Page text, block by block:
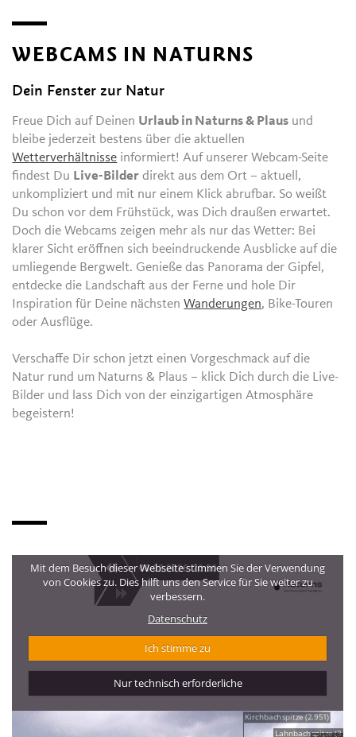
WEBCAMS IN NATURNS
Dein Fenster zur Natur
Freue Dich auf Deinen Urlaub in Naturns & Plaus und
bleibe jederzeit bestens über die aktuellen
Wetterverhältnisse informiert! Auf unserer Webcam-Seite
findest Du Live-Bilder direkt aus dem Ort – aktuell,
unkompliziert und mit nur einem Klick abrufbar. So weißt
Du schon vor dem Frühstück, was Dich draußen erwartet.
Doch die Webcams zeigen mehr als nur das Wetter: Bei
klarer Sicht eröffnen sich beeindruckende Ausblicke auf die
umliegende Bergwelt. Genieße das Panorama der Gipfel,
entdecke die Landschaft aus der Ferne und hole Dir
Inspiration für Deine nächstenWanderungen, Bike-Touren
oder Ausflüge.
Verschaffe Dir schon jetzt einen Vorgeschmack auf die
Natur rund um Naturns & Plaus – klick Dich durch die Live-
Bilder und lass Dich von der einzigartigen Atmosphäre
begeistern!